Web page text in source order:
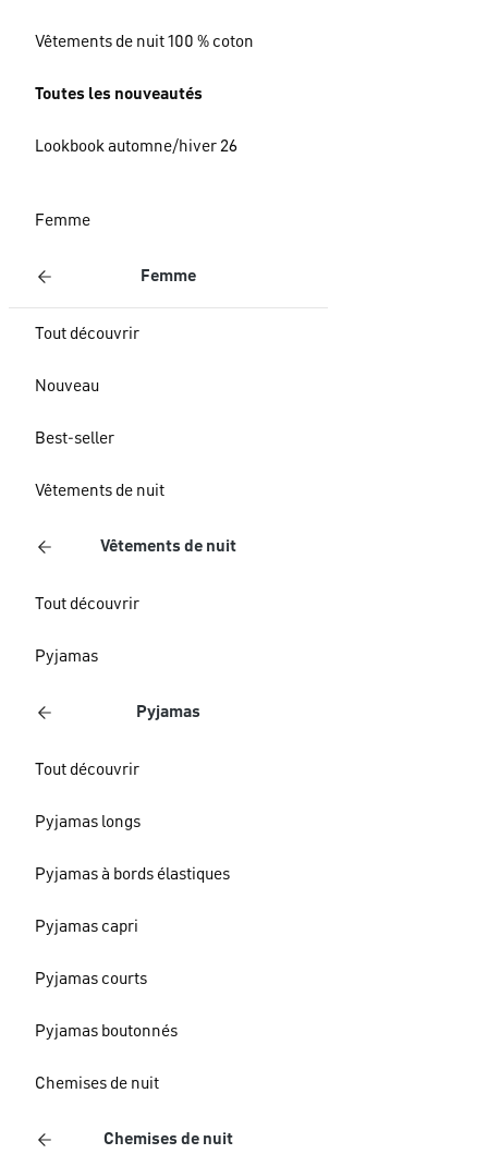
Vêtements de nuit 100 % coton
Toutes les nouveautés
Lookbook automne/hiver 26
Femme
Femme
Tout découvrir
Nouveau
Best-seller
Vêtements de nuit
Vêtements de nuit
Tout découvrir
Pyjamas
Pyjamas
Tout découvrir
Pyjamas longs
Pyjamas à bords élastiques
Pyjamas capri
Pyjamas courts
Pyjamas boutonnés
Chemises de nuit
Chemises de nuit